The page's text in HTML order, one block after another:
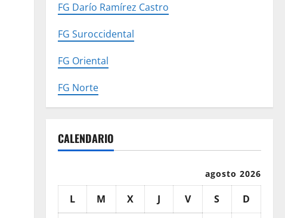
FG Darío Ramírez Castro
FG Suroccidental
FG Oriental
FG Norte
CALENDARIO
agosto 2026
L M X J V S
D